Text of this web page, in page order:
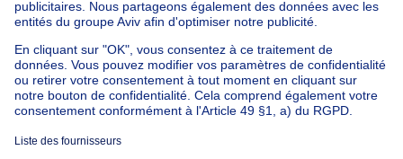
Appartement à louer avec 3 chambres
Maison à louer avec 3 chambres
Appartement à louer avec 3 chambres Bruxelles-ville
À propos
Immoweb
Outils